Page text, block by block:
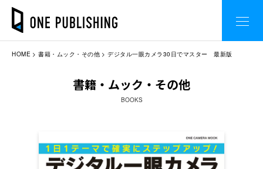
HOME 書籍・ムック・その他 デジタル一眼カメラ30日でマスター 最新版
書籍・ムック・その他
BOOKS